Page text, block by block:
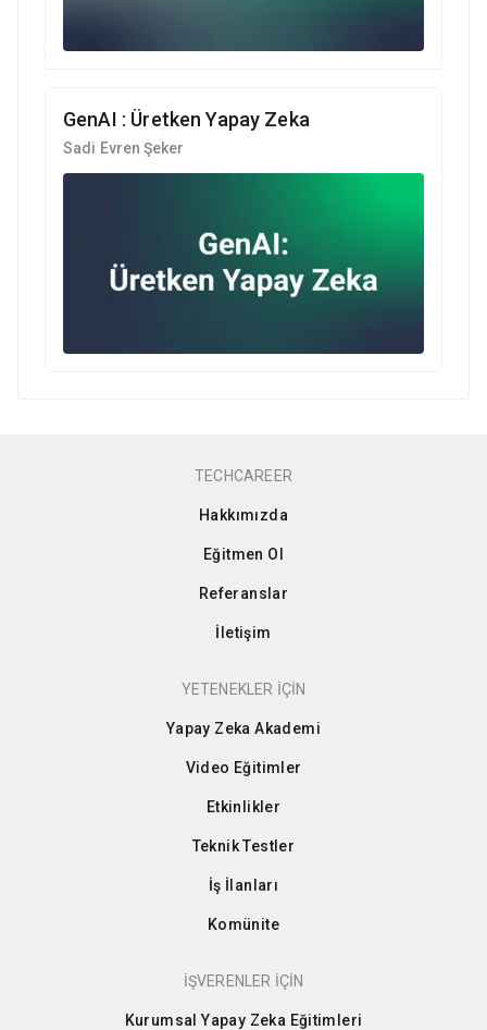
GenAI : Üretken Yapay Zeka
Sadi Evren Şeker
TECHCAREER
Hakkımızda
Eğitmen Ol
Referanslar
İletişim
YETENEKLER İÇİN
Yapay Zeka Akademi
Video Eğitimler
Etkinlikler
Teknik Testler
İş İlanları
Komünite
İŞVERENLER İÇİN
Kurumsal Yapay Zeka Eğitimleri